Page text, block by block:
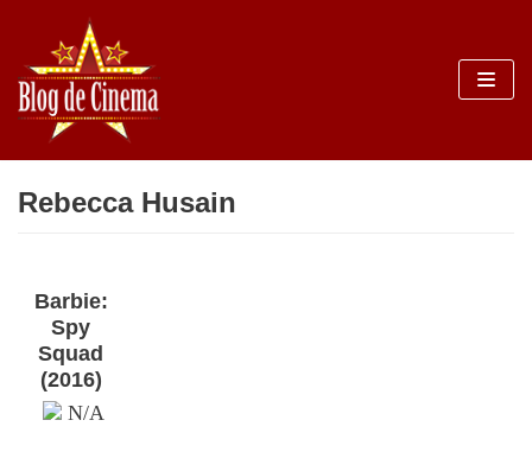
Sari
la
conținut
Rebecca Husain
Barbie:
Spy
Squad
(2016)
N/A